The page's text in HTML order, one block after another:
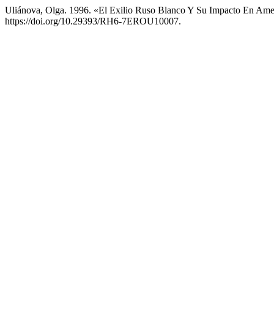
Uliánova, Olga. 1996. «El Exilio Ruso Blanco Y Su Impacto En
https://doi.org/10.29393/RH6-7EROU10007.